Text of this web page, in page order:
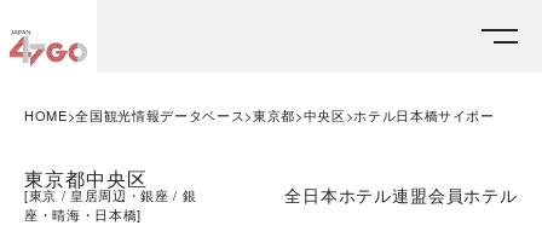
HOME 全国観光情報データベース 東京都 中央区 ホテル日本橋サイボー
東京都中央区
[東京 皇居周辺・銀座
銀
座・晴海・日本橋]
全日本ホテル連盟会員ホテル